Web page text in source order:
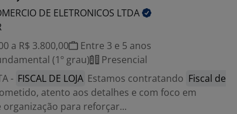
DE ELETRONICOS LTDA
a R$ 3.800,00
Entre 3 e 5 anos
(1º grau)
Presencial
- FISCAL DE LOJA Estamos contratando Fiscal de
atento aos detalhes e com foco em
organização para reforçar...